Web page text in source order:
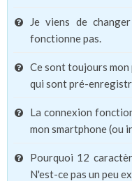
Je viens de
fonctionne pas.
Ce sont toujours mon
qui sont pré-
La connexion
mon smartphone (ou
Pourquoi 12
N'est-ce pas un peu